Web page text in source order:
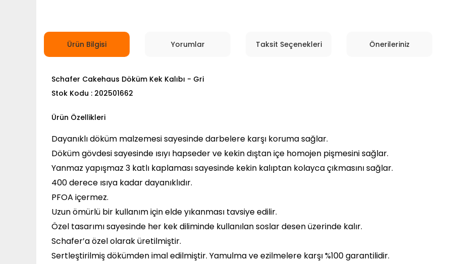
Ürün Bilgisi Yorumlar Taksit Seçenekleri Önerileriniz
Schafer Cakehaus Döküm Kek Kalıbı - Gri
Stok Kodu : 202501662
Ürün Özellikleri
Dayanıklı döküm malzemesi sayesinde darbelere karşı koruma sağlar.
Döküm gövdesi sayesinde ısıyı hapseder ve kekin dıştan içe homojen pişmesini sağlar.
Yanmaz yapışmaz 3 katlı kaplaması sayesinde kekin kalıptan kolayca çıkmasını sağlar.
400 derece ısıya kadar dayanıklıdır.
PFOA içermez.
Uzun ömürlü bir kullanım için elde yıkanması tavsiye edilir.
Özel tasarımı sayesinde her kek diliminde kullanılan soslar desen üzerinde kalır.
Schafer’a özel olarak üretilmiştir.
Sertleştirilmiş dökümden imal edilmiştir. Yamulma ve ezilmelere karşı %100 garantilidir.